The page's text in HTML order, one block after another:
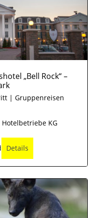
„Bell Rock“ –
| Gruppenreisen
Hotelbetriebe KG
Details